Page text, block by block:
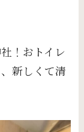
！おトイレ
新しくて清